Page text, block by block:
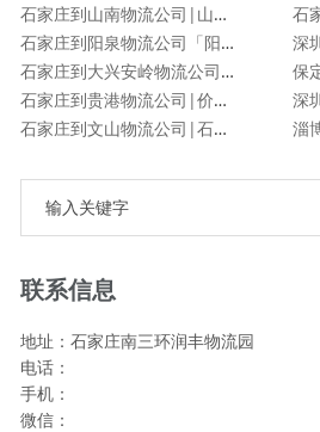
石家庄到山南物流公司|山南专线
石家庄到阳泉物流公司「阳泉专线」
石家庄到大兴安岭物流公司|价格查询
石家庄到贵港物流公司|价格查询
石家庄到文山物流公司|石家庄到文山物流专线
联系信息
地址：石家庄南三环润丰物流园
电话：
手机：
微信：